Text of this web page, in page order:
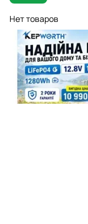
Нет товаров